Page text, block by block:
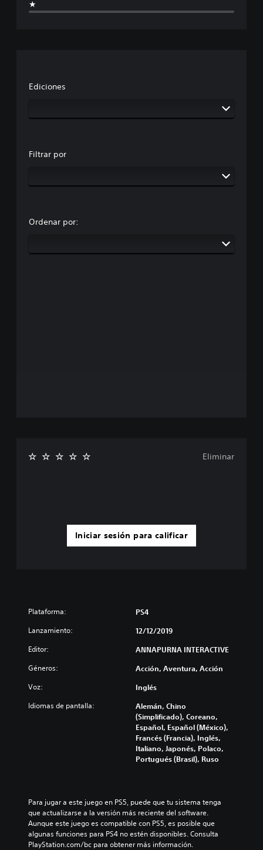
★
Ediciones
Filtrar por
Ordenar por:
Iniciar sesión para calificar
Eliminar
Plataforma: PS4
Lanzamiento: 12/12/2019
Editor: ANNAPURNA INTERACTIVE
Géneros: Acción, Aventura, Acción
Voz: Inglés
Idiomas de pantalla:
Alemán, Chino
(Simplificado), Coreano,
Español, Español (México),
Francés (Francia), Inglés,
Italiano, Japonés, Polaco,
Portugués (Brasil), Ruso
Para jugar a este juego en PS5, puede que tu sistema tenga
que actualizarse a la versión más reciente del software.
Aunque este juego es compatible con PS5, es posible que
algunas funciones para PS4 no estén disponibles. Consulta
PlayStation.com/bc para obtener más información.